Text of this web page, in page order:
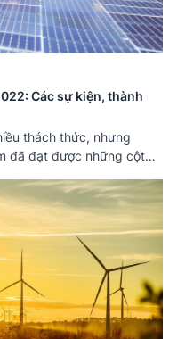
Các sự kiện, thành
thách thức, nhưng
đã đạt được những cột
ngành này cũng đã
tiếp tục tìm kiếm các
phát triển mạnh hơn nữa.